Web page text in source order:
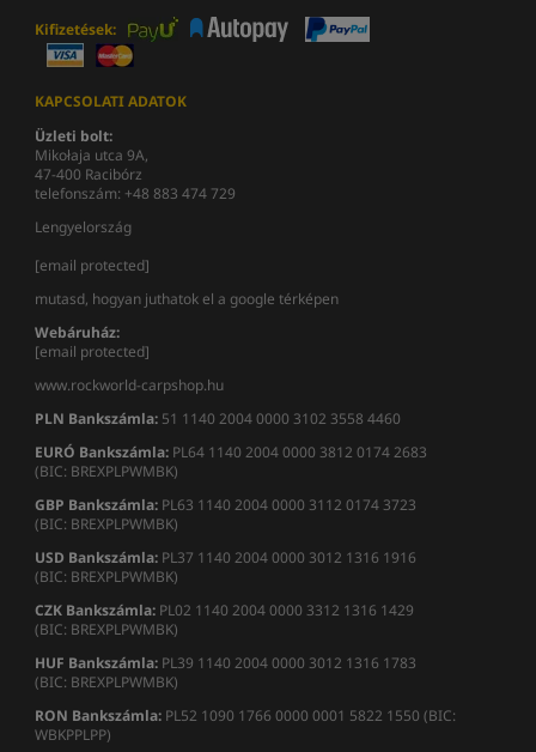
Kifizetések:
KAPCSOLATI ADATOK
Üzleti bolt:
Mikołaja utca 9A,
47-400 Racibórz
telefonszám: +48 883 474 729
Lengyelország
[email protected]
mutasd, hogyan juthatok el a google térképen
Webáruház:
[email protected]
www.rockworld-carpshop.hu
PLN Bankszámla: 51 1140 2004 0000 3102 3558 4460
EURÓ Bankszámla: PL64 1140 2004 0000 3812 0174 2683
(BIC: BREXPLPWMBK)
GBP Bankszámla: PL63 1140 2004 0000 3112 0174 3723
(BIC: BREXPLPWMBK)
USD Bankszámla: PL37 1140 2004 0000 3012 1316 1916
(BIC: BREXPLPWMBK)
CZK Bankszámla: PL02 1140 2004 0000 3312 1316 1429
(BIC: BREXPLPWMBK)
HUF Bankszámla: PL39 1140 2004 0000 3012 1316 1783
(BIC: BREXPLPWMBK)
RON Bankszámla: PL52 1090 1766 0000 0001 5822 1550 (BIC:
WBKPPLPP)